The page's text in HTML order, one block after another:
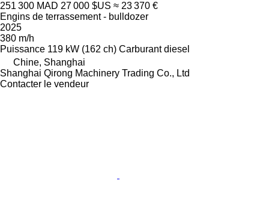
251 300 MAD 27 000 $US ≈ 23 370 €
Engins de terrassement - bulldozer
2025
380 m/h
Puissance 119 kW (162 ch) Carburant diesel
Chine, Shanghai
Shanghai Qirong Machinery Trading Co., Ltd
Contacter le vendeur